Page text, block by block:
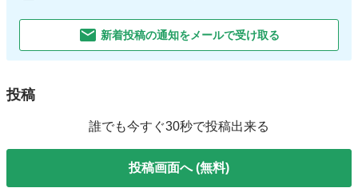
新着投稿の通知をメールで受け取る
投稿
誰でも今すぐ30秒で投稿出来る
投稿画面へ (無料)